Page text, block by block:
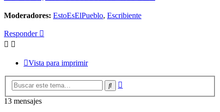
Moderadores: EstoEsElPueblo, Escribiente
Responder
Vista para imprimir
Buscar
13 mensajes